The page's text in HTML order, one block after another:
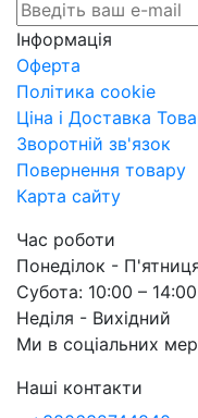
Інформація
Оферта
Політика cookie
Ціна і Доставка
Зворотній зв'язок
Повернення товару
Карта сайту
Час роботи
Понеділок -
Субота: 10:00 – 14:00
Неділя - Вихідний
Ми в соціальних
Наші контакти